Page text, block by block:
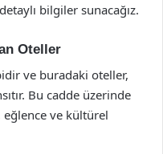
bilgiler sunacağız.
Oteller
ve buradaki oteller,
Bu cadde üzerinde
eğlence ve kültürel